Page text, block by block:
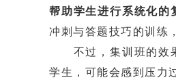
帮助学生进行系统化的
冲刺与答题技巧的训练
不过，集训班的效果
学生，可能会感到压力